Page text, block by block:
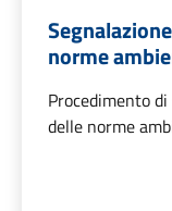
norme
Procedimento
delle norme